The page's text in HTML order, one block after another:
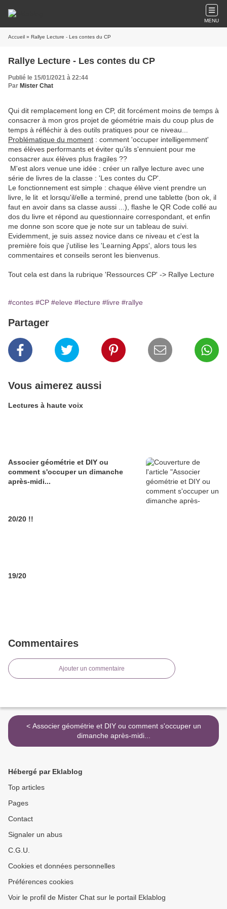
MENU
Accueil » Rallye Lecture - Les contes du CP
Rallye Lecture - Les contes du CP
Publié le 15/01/2021 à 22:44
Par Mister Chat
Qui dit remplacement long en CP, dit forcément moins de temps à
consacrer à mon gros projet de géométrie mais du coup plus de
temps à réfléchir à des outils pratiques pour ce niveau...
Problématique du moment : comment 'occuper intelligemment'
mes élèves performants et éviter qu'ils s'ennuient pour me
consacrer aux élèves plus fragiles ??
M'est alors venue une idée : créer un rallye lecture avec une
série de livres de la classe : 'Les contes du CP'.
Le fonctionnement est simple : chaque élève vient prendre un
livre, le lit et lorsqu'il/elle a terminé, prend une tablette (bon ok, il
faut en avoir dans sa classe aussi ...), flashe le QR Code collé au
dos du livre et répond au questionnaire correspondant, et enfin
me donne son score que je note sur un tableau de suivi.
Evidemment, je suis assez novice dans ce niveau et c'est la
première fois que j'utilise les 'Learning Apps', alors tous les
commentaires et conseils seront les bienvenus.
Tout cela est dans la rubrique 'Ressources CP' -> Rallye Lecture
#contes #CP #eleve #lecture #livre #rallye
Partager
Vous aimerez aussi
Lectures à haute voix
Associer géométrie et DIY ou
comment s'occuper un dimanche
après-midi...
20/20 !!
19/20
Commentaires
Ajouter un commentaire
< Associer géométrie et DIY ou comment s'occuper un
dimanche après-midi...
Hébergé par Eklablog
Top articles
Pages
Contact
Signaler un abus
C.G.U.
Cookies et données personnelles
Préférences cookies
Voir le profil de Mister Chat sur le portail Eklablog